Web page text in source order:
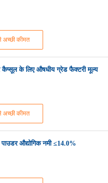
कीमत
कैप्सूल के लिए औषधीय ग्रेड फैक्टरी मूल्य
कीमत
औद्योगिक नमी ≤14.0%